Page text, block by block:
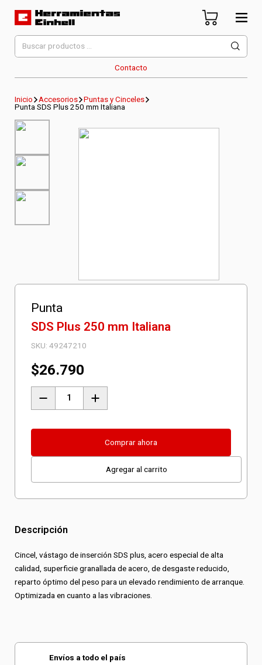
Herramientas Einhell
Distribuidor Oficial
Contacto
Buscar
por:
Inicio Accesorios
Puntas y Cinceles
Punta SDS Plus 250 mm Italiana
Punta
SDS Plus 250 mm Italiana
SKU:49247210
$26.790
SDS
mm
Comprar ahora
Agregar al carrito
Descripción
Cincel, vástago de inserción SDS plus, acero especial de alta
calidad, superficie granallada de acero, de desgaste reducido,
reparto óptimo del peso para un elevado rendimiento de arranque.
Optimizada en cuanto a las vibraciones.
Envíos a todo el país